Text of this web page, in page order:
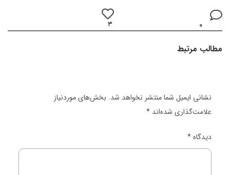
۰ ۳
مطالب مرتبط
نشانی ایمیل شما منتشر نخواهد شد. بخش‌های موردنیاز
علامت‌گذاری شده‌اند *
دیدگاه*